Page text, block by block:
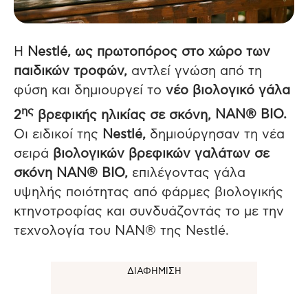
Η Nestl é, ως πρωτοπόρος στο χώρο των
παιδικών τροφών, αντλεί γνώση από τη
φύση και δημιουργεί το νέο βιολογικό γάλα
2ης βρεφικής ηλικίας σε σκόνη, NAN® BIO.
Oι ειδικοί της Nestl é, δημιούργησαν τη νέα
σειρά βιολογικών βρεφικών γαλάτων σε
σκόνη NAN® BIO, επιλέγοντας γάλα
υψηλής ποιότητας από φάρμες βιολογικής
κτηνοτροφίας και συνδυάζοντάς το με την
τεχνολογία του NAN® της Nestlé.